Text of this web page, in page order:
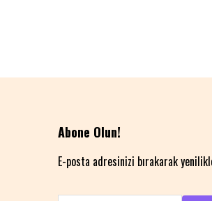
Abone Olun!
E-posta adresinizi bırakarak